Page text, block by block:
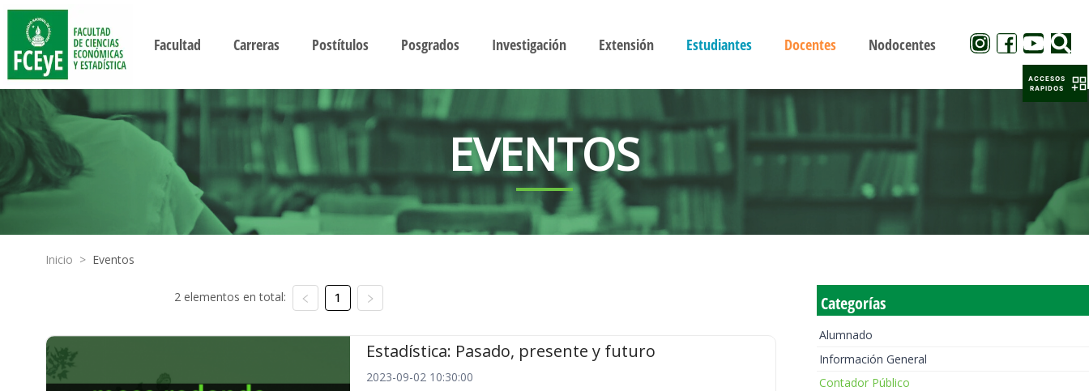
Facultad Carreras Postítulos Posgrados Investigación Extensión Estudiantes Docentes Nodocentes
EVENTOS
Inicio > Eventos
2 elementos en total: 1
Estadística: Pasado, presente y futuro
2023-09-02 10:30:00
Categorías
Alumnado
Información General
Contador Público
ACCESOS
RAPIDOS